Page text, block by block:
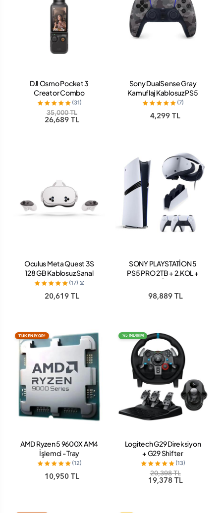
DJI Osmo Pocket 3
Creator Combo
(31)
35,000 TL
26,689 TL
Sony DualSense Gray
Kamuflaj Kablosuz PS5
Oyun Kolu (ithalatçı
Garantili)
(7)
4,299 TL
Oculus Meta Quest 3S
128 GB Kablosuz Sanal
Gerçeklik Gözlüğü
(17)
20,619 TL
SONY PLAYSTATİON 5
PS5 PRO 2TB + 2.KOL +
+ PS5 VR 2
98,889 TL
TÜKENİYOR!
AMD Ryzen 5 9600X AM4
İşlemci - Tray
(12)
10,950 TL
%5 İNDİRİM
Logitech G29 Direksiyon
+ G29 Shifter
(13)
20,398 TL
19,378 TL